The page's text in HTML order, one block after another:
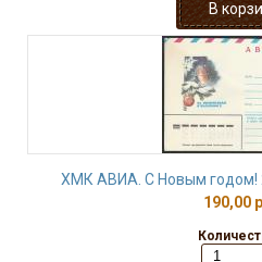
ХМК АВИА. С Новым годом!
190,00